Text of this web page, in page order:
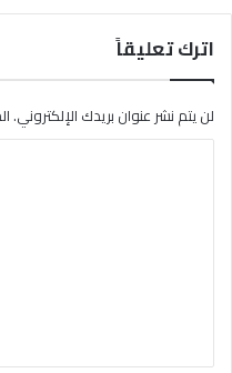
اترك تعليقاً
لن يتم نشر عنوان بريدك الإلكتروني.